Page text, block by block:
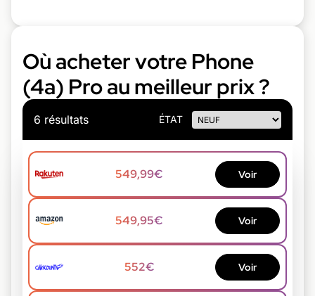
Où acheter votre Phone
(4a) Pro au meilleur prix ?
6 résultats ÉTAT
549,99€ Voir
549,95€ Voir
552€ Voir